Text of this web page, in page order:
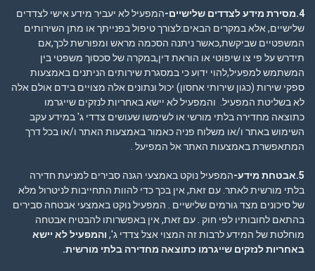
4.מסירת מידע לצדדים שלישיים-
המפעיל לא יעביר מידע אישי לצדדים
שלישיים, אלא במקרים הבאים:לצורך טיפול בפנייתך או מתן השירותים
המשפטיים שביקשת,כאשר ניתנה הסכמה מראש ומפורשת לכך,אם
תידרש על פי צו שיפוטי או הוראת דין,במקרה של סכסוך משפטי בין
המשתמש למפעיל,להוי ידוע כי במסגרת שירותים הניתנים באמצעות
ספקי שירות (כגון שירותי אחסון) יכול ונתונים אלה מצויים בידם אולם אלה
לא בשליטת המפעיל. והמפעיל לא יישא באחריות לנזקים שייגרמו
כתוצאה מחדירה בלתי מורשי או לשימשו שעושים צדדי ג' במידע עקב
השימוש באתר ו/או משלוח פניה כאמור באמצעות האתר ו/או בכל דרך
המתאפשרת באמצעות האתר אל המפיעל .
5.אבטחת מידע-
המפעיל נוקט באמצעי הגנה סבירים למניעת חדירה
בלתי מורשית לאתר. עם זאת, אין בכך כדי להוות התחייבות לניטרול מלא
של סיכונים מצד גורמים שלישיים . המפעיל נוקט באמצעי אבטחה סבירים
בהתאם לחובותיו לפי חוק . עם זאת, אין באפשרותו להבטיח אבטחה
מוחלטת של המידע לרבות זה המצוי אצל צדדי ג', והמפעיל לא יישא
באחריות לנזקים שייגרמו כתוצאה מחדירה בלתי מורשית.